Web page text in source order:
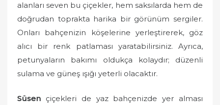
alanları seven bu çiçekler, hem saksılarda hem de
doğrudan toprakta harika bir görünüm sergiler.
Onları bahçenizin köşelerine yerleştirerek, göz
alıcı bir renk patlaması yaratabilirsiniz. Ayrıca,
petunyaların bakımı oldukça kolaydır; düzenli
sulama ve güneş ışığı yeterli olacaktır.
Süsen çiçekleri de yaz bahçenizde yer alması